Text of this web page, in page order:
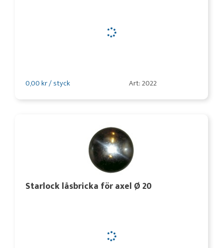
0,00 kr / styck Art: 2022
Starlock låsbricka för axel Ø 20